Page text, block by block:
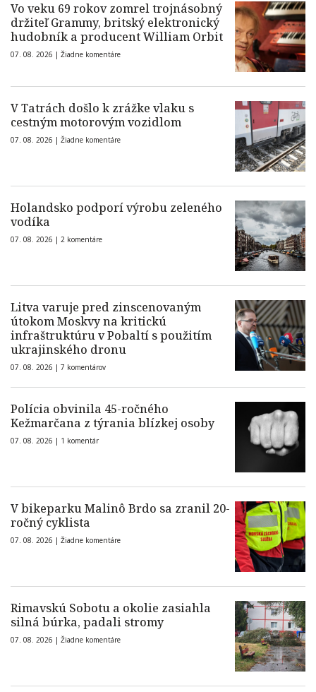
Vo veku 69 rokov zomrel trojnásobný
držiteľ Grammy, britský elektronický
hudobník a producent William Orbit
07. 08. 2026 | Žiadne komentáre
V Tatrách došlo k zrážke vlaku s
cestným motorovým vozidlom
07. 08. 2026 | Žiadne komentáre
Holandsko podporí výrobu zeleného
vodíka
07. 08. 2026 | 2 komentáre
Litva varuje pred zinscenovaným
útokom Moskvy na kritickú
infraštruktúru v Pobaltí s použitím
ukrajinského dronu
07. 08. 2026 | 7 komentárov
Polícia obvinila 45-ročného
Kežmarčana z týrania blízkej osoby
07. 08. 2026 | 1 komentár
V bikeparku Malinô Brdo sa zranil 20-
ročný cyklista
07. 08. 2026 | Žiadne komentáre
Rimavskú Sobotu a okolie zasiahla
silná búrka, padali stromy
07. 08. 2026 | Žiadne komentáre